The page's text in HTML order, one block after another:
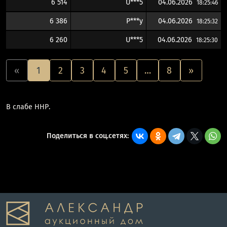
6 514 U***5 04.06.2026 18:25:46
6 386 P***y 04.06.2026 18:25:32
6 260 U***5 04.06.2026 18:25:30
« 1 2 3 4 5 … 8 »
В слабе ННР.
Поделиться в соц.сетях: